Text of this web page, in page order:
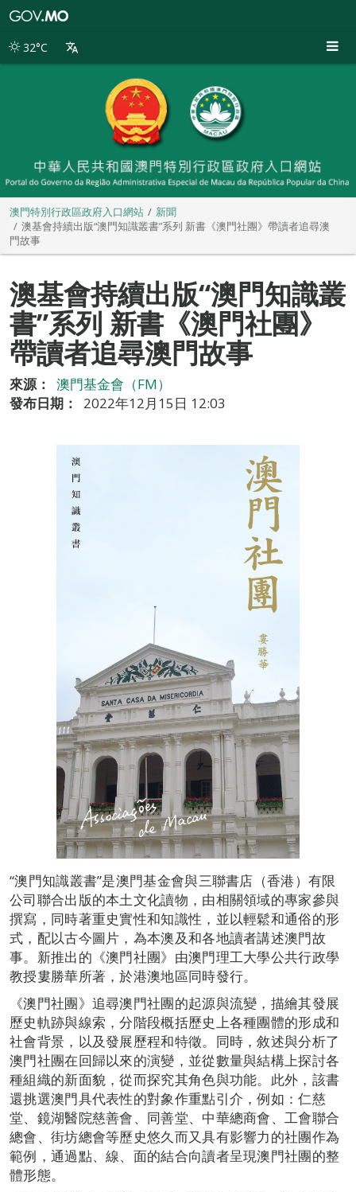
別
32°C
澳門特別行政區政府入口網站
新聞
澳基會持續出版“澳門知識叢書”系列 新書《澳門社團》帶讀者追尋澳
門故事
澳基會持續出版“澳門知識叢
書”系列 新書《澳門社團》
帶讀者追尋澳門故事
來源：
澳門基金會（FM）
發布日期：
2022年12月15日 12:03
“澳門知識叢書”是澳門基金會與三聯書店（香港）有限
公司聯合出版的本土文化讀物，由相關領域的專家參與
撰寫，同時著重史實性和知識性，並以輕鬆和通俗的形
式，配以古今圖片，為本澳及和各地讀者講述澳門故
事。新推出的《澳門社團》由澳門理工大學公共行政學
教授婁勝華所著，於港澳地區同時發行。
《澳門社團》追尋澳門社團的起源與流變，描繪其發展
歷史軌跡與線索，分階段概括歷史上各種團體的形成和
社會背景，以及發展歷程和特徵。同時，敘述與分析了
澳門社團在回歸以來的演變，並從數量與結構上探討各
種組織的新面貌，從而探究其角色與功能。此外，該書
還挑選澳門具代表性的對象作重點引介，例如：仁慈
堂、鏡湖醫院慈善會、同善堂、中華總商會、工會聯合
總會、街坊總會等歷史悠久而又具有影響力的社團作為
範例，通過點、線、面的結合向讀者呈現澳門社團的整
體形態。